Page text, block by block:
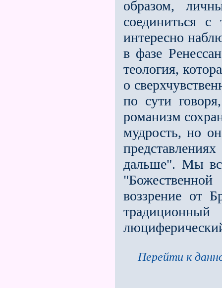
образом,
соединиться
интересно
в фазе
теология,
о
по сути
романизм
мудрость, но
дальше". Мы
воззрение от
Перейти к